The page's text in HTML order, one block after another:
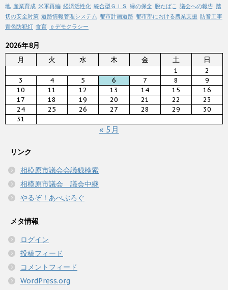
地 産業育成 米軍再編 経済活性化 統合型ＧＩＳ 緑の保全 脱たばこ 議会への報告 踏
切の安全対策 道路情報管理システム 都市計画道路 都市部における農業支援 防音工事
青色防犯灯 食育 ｅデモクラシー
2026年8月
月
火 水 木 金 土 日
1
2
3
4 5 6 7 8
9
10
11 12 13 14 15
16
17
18 19 20 21 22
23
24
25 26 27 28 29
30
31
« 5月
リンク
相模原市議会会議録検索
相模原市議会 議会中継
やるぞ！あべぶろぐ
メタ情報
ログイン
投稿フィード
コメントフィード
WordPress.org